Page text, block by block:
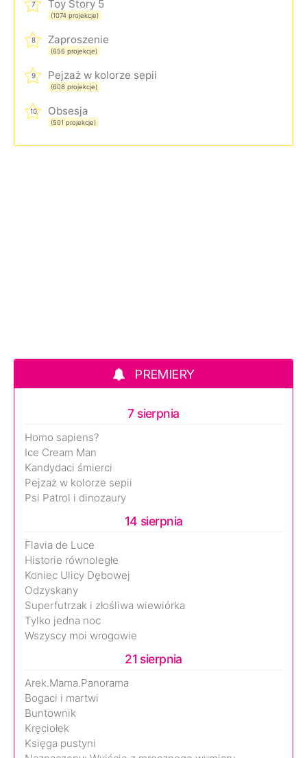
7 Toy Story 5
(1074 projekcje)
8 Zaproszenie
(656 projekcje)
9 Pejzaż w kolorze sepii
(608 projekcje)
10 Obsesja
(501 projekcje)
PREMIERY
7 sierpnia
Homo sapiens?
Ice Cream Man
Kandydaci śmierci
Pejzaż w kolorze sepii
Psi Patrol i dinozaury
14 sierpnia
Flavia de Luce
Historie równoległe
Koniec Ulicy Dębowej
Odzyskany
Superfutrzak i złośliwa wiewiórka
Tylko jedna noc
Wszyscy moi wrogowie
21 sierpnia
Arek.Mama.Panorama
Bogaci i martwi
Buntownik
Kręciołek
Księga pustyni